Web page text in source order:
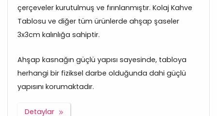
çerçeveler kurutulmuş ve fırınlanmıştır. Kolaj Kahve
Tablosu ve diğer tüm ürünlerde ahşap şaseler
3x3cm kalınlığa sahiptir.
Ahşap kasnağın güçlü yapısı sayesinde, tabloya
herhangi bir fiziksel darbe olduğunda dahi güçlü
yapısını korumaktadır.
Detaylar